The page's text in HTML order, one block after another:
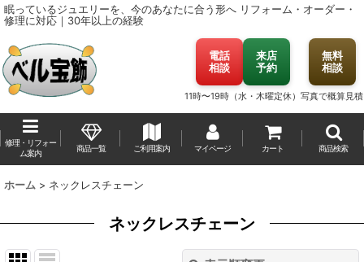
眠っているジュエリーを、今のあなたに合う形へ リフォーム・オーダー・
修理に対応｜30年以上の経験
電話
相談
来店
予約
11時〜19時（水・木曜定休）
無料
相談
写真で概算見積
修理・リフォー
ム案内
商品一覧 ご利用案内 マイページ カート 商品検索
ホーム > ネックレスチェーン
ネックレスチェーン